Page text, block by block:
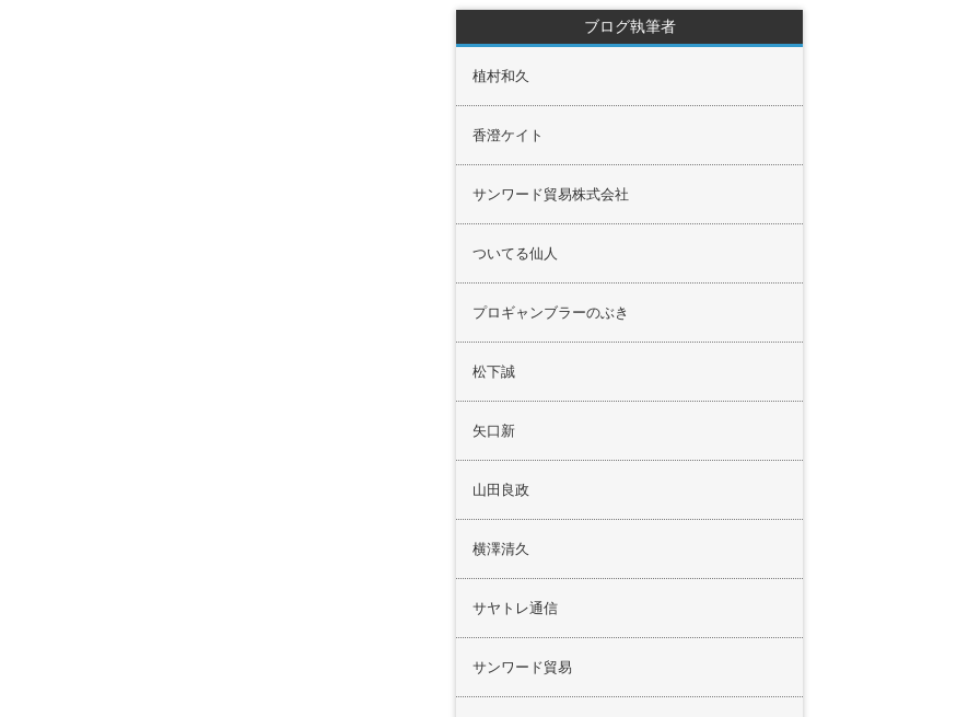
ブログ執筆者
植村和久
香澄ケイト
サンワード貿易株式会社
ついてる仙人
プロギャンブラーのぶき
松下誠
矢口新
山田良政
横澤清久
サヤトレ通信
サンワード貿易